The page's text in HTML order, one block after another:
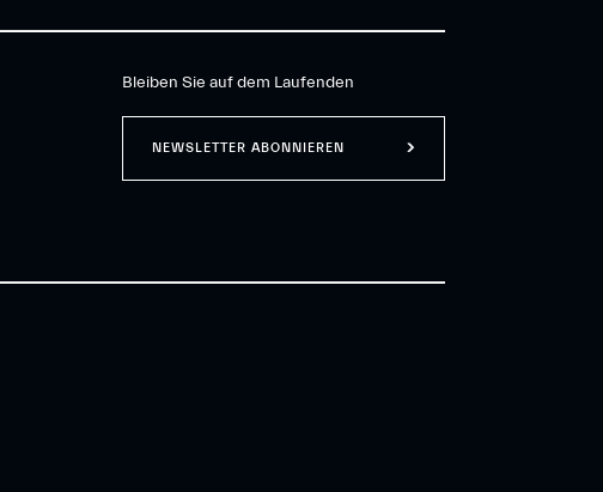
Bleiben Sie auf dem Laufenden
NEWSLETTER ABONNIEREN